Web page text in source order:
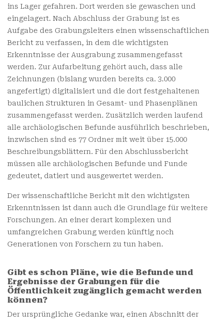
ins Lager gefahren. Dort werden sie gewaschen und
eingelagert. Nach Abschluss der Grabung ist es
Aufgabe des Grabungsleiters einen wissenschaftlichen
Bericht zu verfassen, in dem die wichtigsten
Erkenntnisse der Ausgrabung zusammengefasst
werden. Zur Aufarbeitung gehört auch, dass alle
Zeichnungen (bislang wurden bereits ca. 3.000
angefertigt) digitalisiert und die dort festgehaltenen
baulichen Strukturen in Gesamt- und Phasenplänen
zusammengefasst werden. Zusätzlich werden laufend
alle archäologischen Befunde ausführlich beschrieben,
inzwischen sind es 77 Ordner mit weit über 15.000
Beschreibungsblättern. Für den Abschlussbericht
müssen alle archäologischen Befunde und Funde
gedeutet, datiert und ausgewertet werden.
Der wissenschaftliche Bericht mit den wichtigsten
Erkenntnissen ist dann auch die Grundlage für weitere
Forschungen. An einer derart komplexen und
umfangreichen Grabung werden künftig noch
Generationen von Forschern zu tun haben.
Gibt es schon Pläne, wie die Befunde und
Ergebnisse der Grabungen für die
Öffentlichkeit zugänglich gemacht werden
können?
Der ursprüngliche Gedanke war, einen Abschnitt der